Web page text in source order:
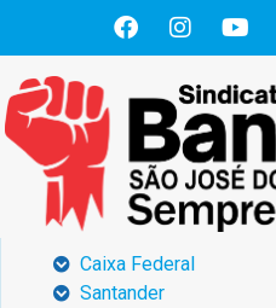
Caixa Federal
Santander